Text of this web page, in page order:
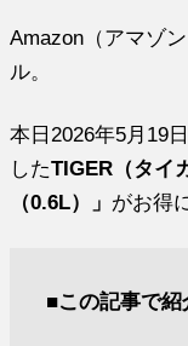
Amazon（アマゾ
ル。
本日2026年5月19
したTIGER（タイ
（0.6L）」 がお得
■この記事で